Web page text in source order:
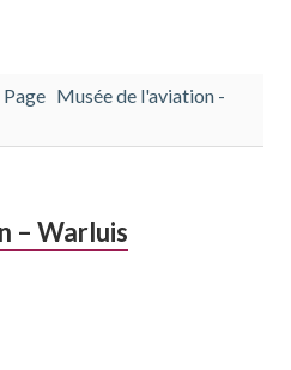
Musée de l'aviation -
– Warluis